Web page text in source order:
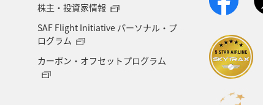
株主・投資家情報
SAF Flight Initiative パーソナル・プ
ログラム
カーボン・オフセットプログラム